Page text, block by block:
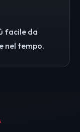
facile da
nel tempo.